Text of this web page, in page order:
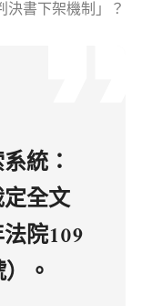
決書下架機制」？
統：
全文
院109
。